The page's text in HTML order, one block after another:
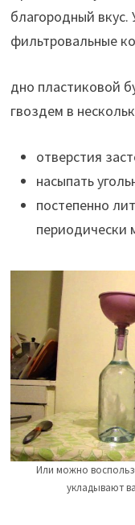
благородный
фильтровальные
дно пластиковой
гвоздем в
отверстия
насыпать
постепенно
периодически
Или можно
укладывают